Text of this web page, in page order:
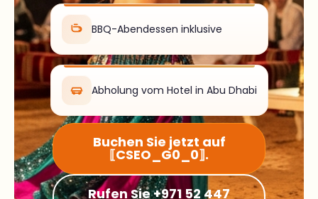
Buchen Sie jetzt auf
⟦CSEO_G0_0⟧.
Rufen Sie +971 52 447
2719 an